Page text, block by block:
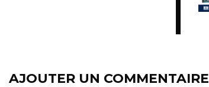
AJOUTER UN COMMENTAIRE